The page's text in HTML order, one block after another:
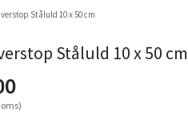
Ståluld 10 x 50 cm
Ståluld 10 x 50 cm